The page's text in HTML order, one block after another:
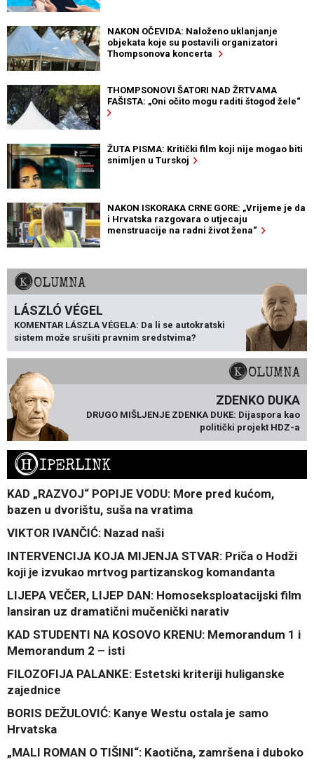
NAKON OČEVIDA: Naloženo uklanjanje
objekata koje su postavili organizatori
Thompsonova koncerta
THOMPSONOVI ŠATORI NAD ŽRTVAMA
FAŠISTA: „Oni očito mogu raditi štogod žele“
ŽUTA PISMA: Kritički film koji nije mogao biti
snimljen u Turskoj
NAKON ISKORAKA CRNE GORE: „Vrijeme je da
i Hrvatska razgovara o utjecaju
menstruacije na radni život žena“
KOLUMNA
LÁSZLÓ VÉGEL
KOMENTAR LÁSZLA VÉGELA: Da li se autokratski
sistem može srušiti pravnim sredstvima?
KOLUMNA
ZDENKO DUKA
DRUGO MIŠLJENJE ZDENKA DUKE: Dijaspora kao
politički projekt HDZ-a
HIPERLINK
KAD „RAZVOJ“ POPIJE VODU: More pred kućom,
bazen u dvorištu, suša na vratima
VIKTOR IVANČIĆ: Nazad naši
INTERVENCIJA KOJA MIJENJA STVAR: Priča o Hodži
koji je izvukao mrtvog partizanskog komandanta
LIJEPA VEČER, LIJEP DAN: Homoseksploatacijski film
lansiran uz dramatični mučenički narativ
KAD STUDENTI NA KOSOVO KRENU: Memorandum 1 i
Memorandum 2 – isti
FILOZOFIJA PALANKE: Estetski kriteriji huliganske
zajednice
BORIS DEŽULOVIĆ: Kanye Westu ostala je samo
Hrvatska
„MALI ROMAN O TIŠINI“: Kaotična, zamršena i duboko